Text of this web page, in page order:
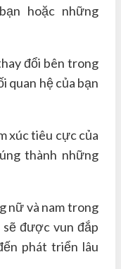
hoặc những
đổi bên trong
quan hệ của bạn
xúc tiêu cực của
thành những
nữ và nam trong
sẽ được vun đắp
phát triển lâu